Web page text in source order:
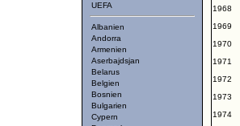
UEFA
Albanien
Andorra
Armenien
Aserbajdsjan
Belarus
Belgien
Bosnien
Bulgarien
Cypern
1968
1969
1970
1971
1972
1973
1974